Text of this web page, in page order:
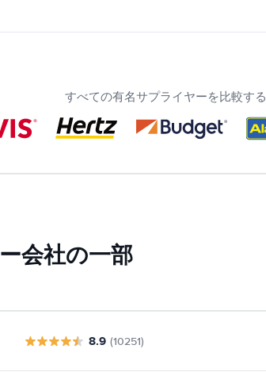
すべての有名サプライヤーを比較する
会社の一部
8.9 (10251)